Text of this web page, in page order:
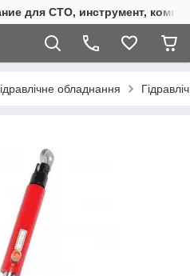
для СТО, инструмент,
обладнання